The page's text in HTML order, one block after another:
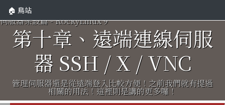
🏠 鳥站
伺服器架設篇 - RockyLinux 9
第十章、遠端連線伺服
器 SSH / X / VNC
管理伺服器還是從遠端登入比較方便！之前我們就有提過
相關的用法！這裡則是講的更多囉！